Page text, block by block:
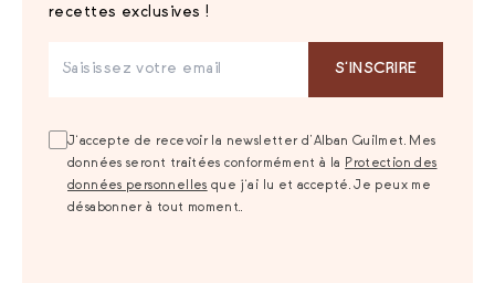
recettes exclusives !
S‘INSCRIRE
J‘accepte de recevoir la newsletter d’Alban Guilmet. Mes
données seront traitées conformément à la Protection des
données personnelles que j‘ai lu et accepté. Je peux me
désabonner à tout moment..